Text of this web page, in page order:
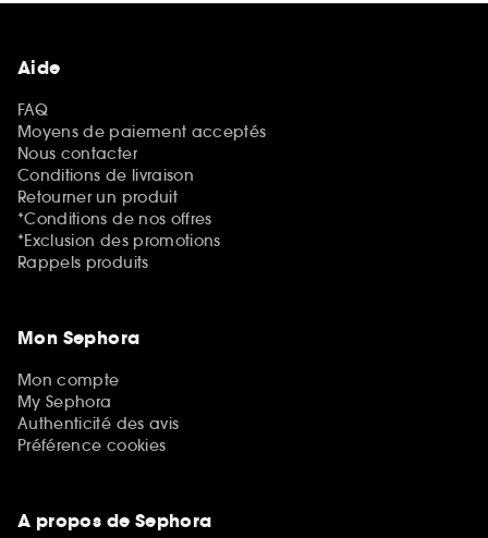
Aide
FAQ
Moyens de paiement acceptés
Nous contacter
Conditions de livraison
Retourner un produit
*Conditions de nos offres
*Exclusion des promotions
Rappels produits
Mon Sephora
Mon compte
My Sephora
Authenticité des avis
Préférence cookies
A propos de Sephora